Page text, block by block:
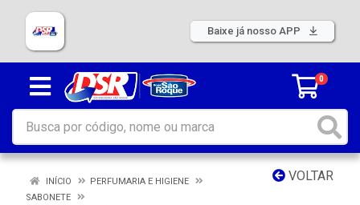
Baixe já nosso APP
0
VOLTAR
INÍCIO
PERFUMARIA E HIGIENE
SABONETE